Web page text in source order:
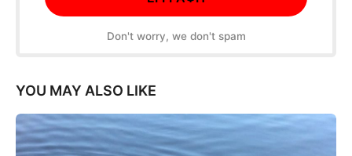
Don't worry, we don't spam
YOU MAY ALSO LIKE